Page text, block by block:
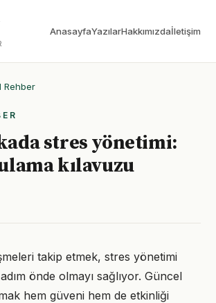
AnasayfaYazılarHakkımızdaİletişim
Rehber
stres yönetimi:
kılavuzu
takip etmek, stres yönetimi
önde olmayı sağlıyor. Güncel
hem güveni hem de etkinliği